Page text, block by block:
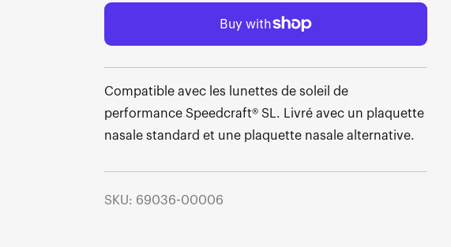
Compatible avec les lunettes de soleil de
performance Speedcraft® SL. Livré avec un plaquette
nasale standard et une plaquette nasale alternative.
SKU: 69036-00006